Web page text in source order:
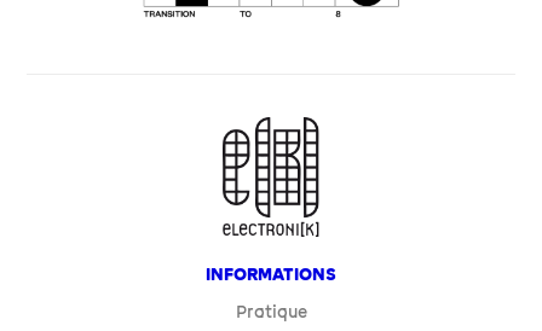
INFORMATIONS
Pratique